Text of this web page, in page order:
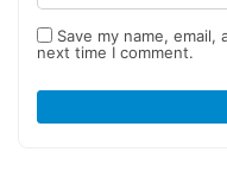
Save my name,
next time I comment.